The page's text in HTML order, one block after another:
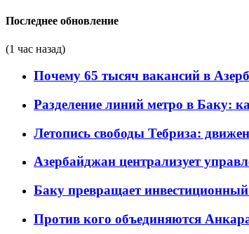
Последнее обновление
(1 час назад)
Почему 65 тысяч вакансий в
Разделение линий метро в Баку:
Летопись свободы Тебриза:
Азербайджан централизует
Баку превращает
Против кого объединяются